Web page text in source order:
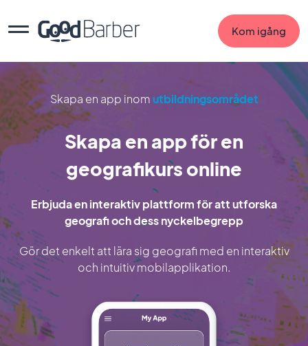
Kom igång
Skapa en app inom utbildningsområdet
Skapa en app för en
geografikurs online
Erbjuda en interaktiv plattform för att utforska
geografi och dess nyckelbegrepp
Gör det enkelt att lära sig geografi med en interaktiv
och intuitiv mobilapplikation.